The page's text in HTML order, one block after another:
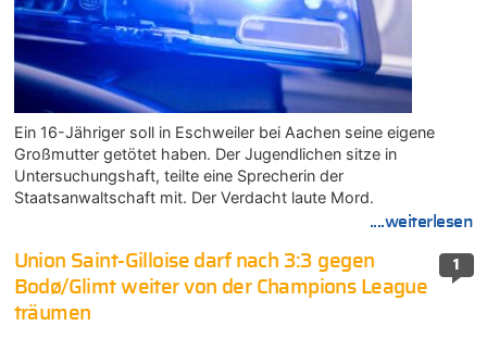
Ein 16-Jähriger soll in Eschweiler bei Aachen seine eigene
Großmutter getötet haben. Der Jugendlichen sitze in
Untersuchungshaft, teilte eine Sprecherin der
Staatsanwaltschaft mit. Der Verdacht laute Mord.
....weiterlesen
1
Union Saint-Gilloise darf nach 3:3 gegen
Bodø/Glimt weiter von der Champions League
träumen